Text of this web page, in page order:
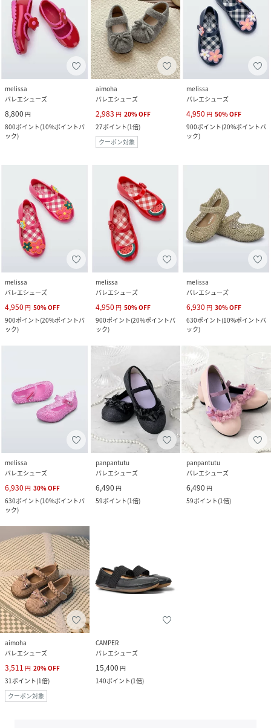
melissa
バレエシューズ
8,800 円
800ポイント(10%ポイントバ
ック)
aimoha
バレエシューズ
2,983 円 20%OFF
27ポイント(1倍)
クーポン対象
melissa
バレエシューズ
4,950 円 50%OFF
900ポイント(20%ポイントバ
ック)
melissa
バレエシューズ
4,950 円 50%OFF
900ポイント(20%ポイントバ
ック)
melissa
バレエシューズ
4,950 円 50%OFF
900ポイント(20%ポイントバ
ック)
melissa
バレエシューズ
6,930 円 30%OFF
630ポイント(10%ポイントバ
ック)
melissa
バレエシューズ
6,930 円 30%OFF
630ポイント(10%ポイントバ
ック)
panpantutu
バレエシューズ
6,490 円
59ポイント(1倍)
panpantutu
バレエシューズ
6,490 円
59ポイント(1倍)
aimoha
バレエシューズ
3,511 円 20%OFF
31ポイント(1倍)
クーポン対象
CAMPER
バレエシューズ
15,400 円
140ポイント(1倍)